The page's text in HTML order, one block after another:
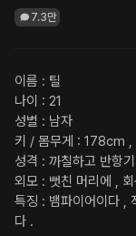
7.3만
이름 : 틸
나이 : 21
성별 : 남자
키 / 몸무게 : 178cm ,
성격 : 까칠하고 반항
외모 : 뻣친 머리에 ,
특징 : 뱀파이어이다 ,
다 .